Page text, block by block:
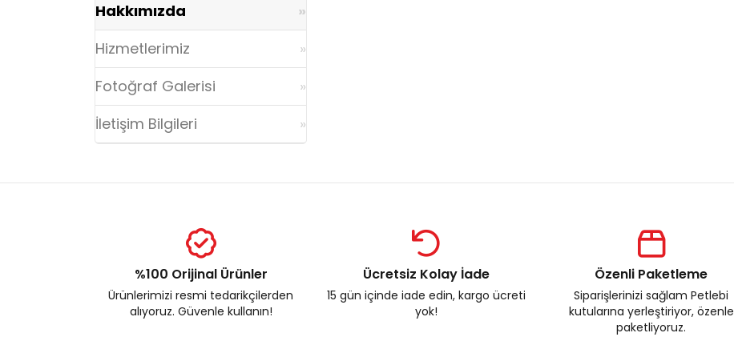
Hakkımızda
Hizmetlerimiz
Fotoğraf Galerisi
İletişim Bilgileri
%100 Orijinal Ürünler
Ürünlerimizi resmi tedarikçilerden
alıyoruz. Güvenle kullanın!
Ücretsiz Kolay İade
15 gün içinde iade edin, kargo ücreti
yok!
Özenli Paketleme
Siparişlerinizi sağlam Petlebi
kutularına yerleştiriyor, özenle
paketliyoruz.